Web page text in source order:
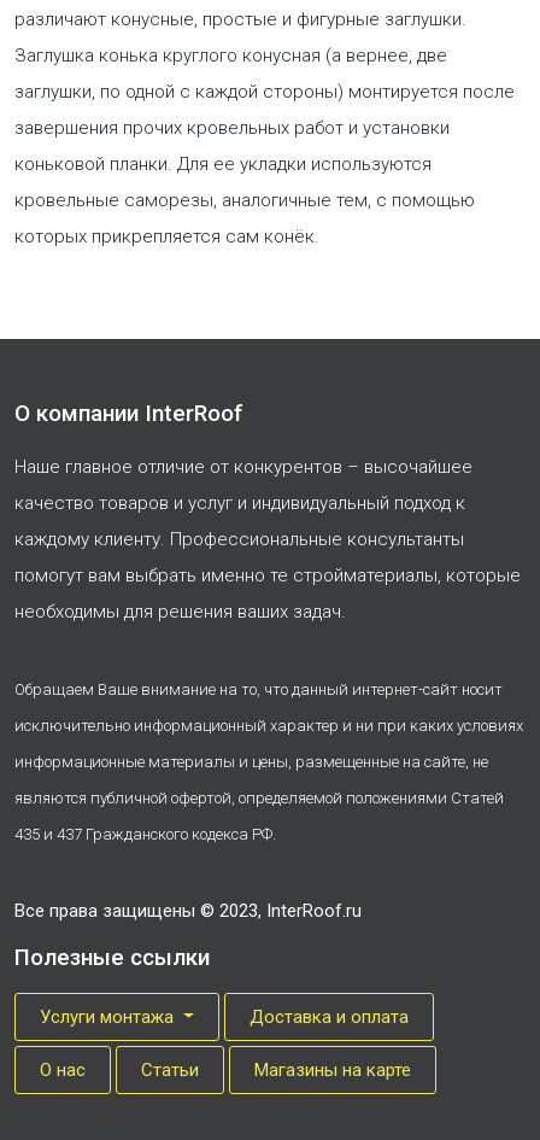
различают конусные, простые и фигурные заглушки.
Заглушка конька круглого конусная (а вернее, две
заглушки, по одной с каждой стороны) монтируется после
завершения прочих кровельных работ и установки
коньковой планки. Для ее укладки используются
кровельные саморезы, аналогичные тем, с помощью
которых прикрепляется сам конёк.
О компании InterRoof
Наше главное отличие от конкурентов – высочайшее
качество товаров и услуг и индивидуальный подход к
каждому клиенту. Профессиональные консультанты
помогут вам выбрать именно те стройматериалы, которые
необходимы для решения ваших задач.
Обращаем Ваше внимание на то, что данный интернет-сайт носит
исключительно информационный характер и ни при каких условиях
информационные материалы и цены, размещенные на сайте, не
являются публичной офертой, определяемой положениями Статей
435 и 437 Гражданского кодекса РФ.
Все права защищены © 2023, InterRoof.ru
Полезные ссылки
Услуги монтажа Доставка и оплата
О нас Cтатьи Магазины на карте